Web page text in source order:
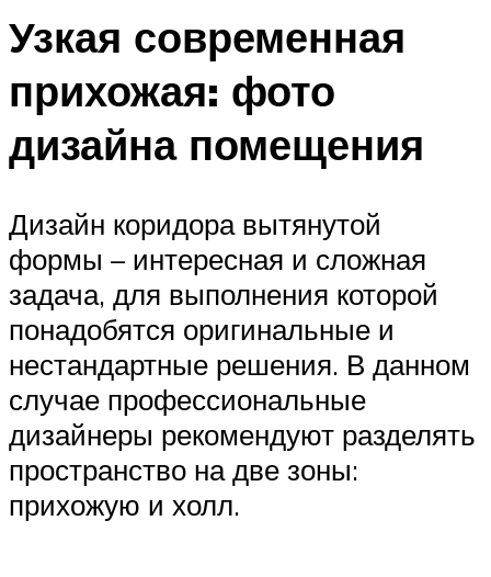
Узкая современная
прихожая: фото
дизайна помещения
Дизайн коридора вытянутой
формы – интересная и сложная
задача, для выполнения которой
понадобятся оригинальные и
нестандартные решения. В данном
случае профессиональные
дизайнеры рекомендуют разделять
пространство на две зоны:
прихожую и холл.